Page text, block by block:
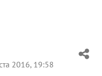
2016, 19:58